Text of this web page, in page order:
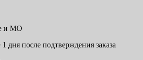
и МО
дня после подтверждения заказа